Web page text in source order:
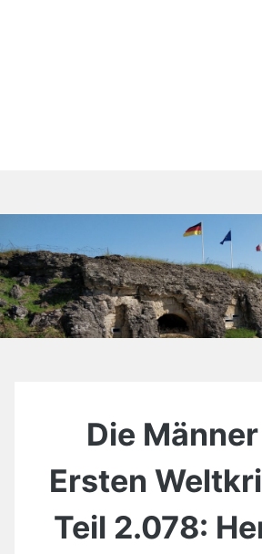
Die
Ersten
Teil 2.078: